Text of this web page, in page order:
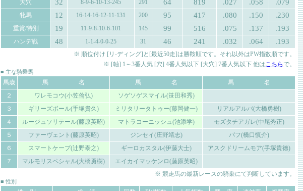
大穴 32 8-9-6-10-13-245 291 64 819 .027 .058 .079
牝馬 12 16-14-16-12-11-131 200 95 417 .080 .150 .230
重賞/特別 19 11-9-8-10-6-101 145 99 516 .075 .137 .193
ハンデ戦 48 1-1-4-0-0-25 31 46 241 .032 .064 .193
※ 順位付け [リ-ディング]と[最近50走]は勝鞍順です。それ以外はPW指数順です。
※ [軸] 1～3番人気 [穴] 4番人気以下 [大穴] 7番人気以下 他はこちらで。
■ 主な騎乗馬
馬歳 馬 名 馬 名
馬 名
２
ワレモコウ(小笠倫弘)
ソゲソゲスマイル(笹田和秀)
３
ギリーズボール(手塚貴久) ミリタリータトゥー(藤岡健一)
リアルアルバ(大橋勇樹)
４
ルージュソリテール(藤原英昭) マトラコーニッシュ(池添学)
モズタチアガレ(中尾秀正)
５
ファーヴェント(藤原英昭) ジンセイ(庄野靖志)
パフ(橋口慎介)
６
スマートケープ(辻野泰之) ギーロカスタル(伊藤大士)
アスクドリームモア(手塚貴徳)
７
マルモリスペシャル(大橋勇樹)
エイカイマッケンロ(藤原英昭)
※ 競走馬の最新レースの騎乗にて判断しています。
■ 性別